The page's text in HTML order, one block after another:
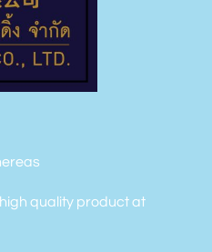
quality product at